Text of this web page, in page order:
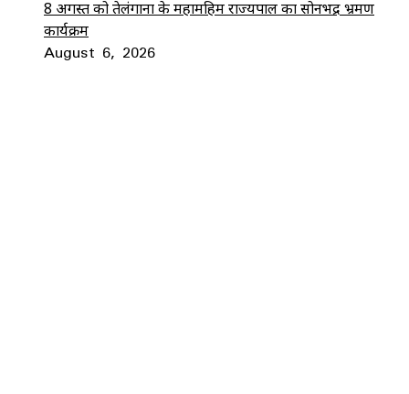
8 अगस्त को तेलंगाना के महामहिम राज्यपाल का सोनभद्र भ्रमण
कार्यक्रम
August 6, 2026